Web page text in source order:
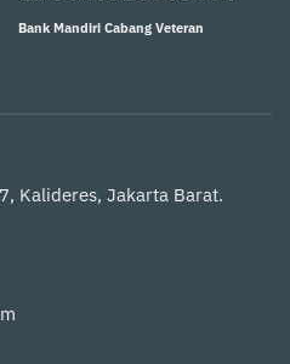
Bank Mandiri Cabang Veteran
Kalideres, Jakarta Barat.